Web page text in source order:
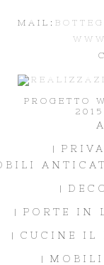
MAIL:
PROGETTO
2015
PORTE IN
CUCINE IL